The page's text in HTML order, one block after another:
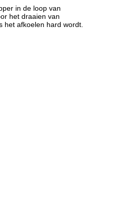
in de loop van
het draaien van
het afkoelen hard wordt.